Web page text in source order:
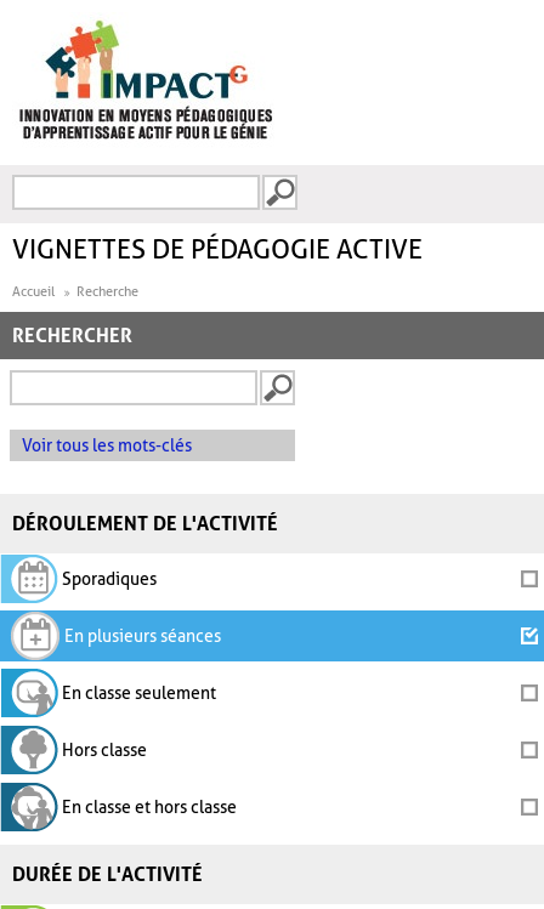
FORMULAIRE DE
VIGNETTES DE PÉDAGOGIE ACTIVE
Accueil Recherche
RECHERCHER
Voir tous les mots-clés
DÉROULEMENT DE L'ACTIVITÉ
Sporadiques
En plusieurs séances
En classe seulement
Hors classe
En classe et hors classe
DURÉE DE L'ACTIVITÉ